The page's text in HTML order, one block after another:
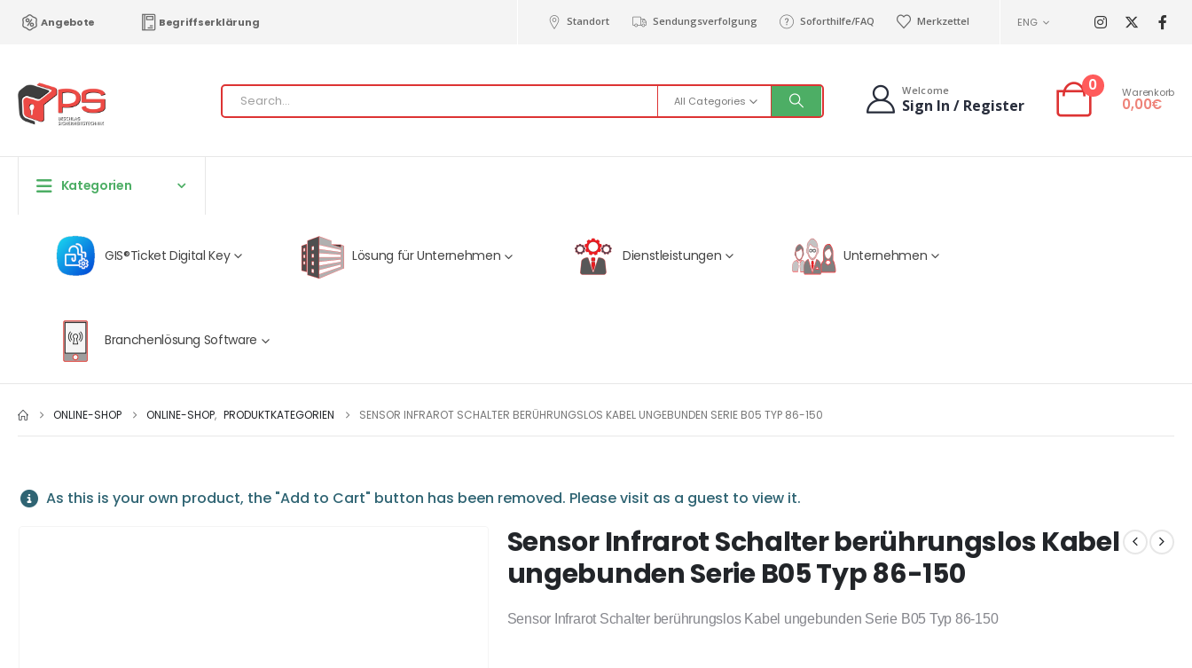
Angebote Begriffserklärung Standort Sendungsverfolgung Soforthilfe/FAQ Merkzettel ENG
All Categories
Welcome
Sign In / Register
0 Warenkorb
0,00€
Kategorien
GIS®Ticket Digital Key Lösung für Unternehmen Dienstleistungen Unternehmen
Branchenlösung Software
ONLINE-SHOP ONLINE-SHOP, PRODUKTKATEGORIEN SENSOR INFRAROT SCHALTER BERÜHRUNGSLOS KABEL UNGEBUNDEN SERIE B05 TYP 86-150
As this is your own product, the "Add to Cart" button has been removed. Please visit as a guest to view it.
Sensor Infrarot Schalter berührungslos Kabel
ungebunden Serie B05 Typ 86-150
Sensor Infrarot Schalter berührungslos Kabel ungebunden Serie B05 Typ 86-150